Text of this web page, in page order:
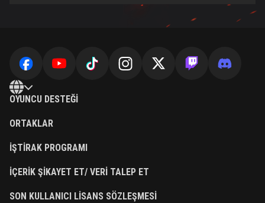
OYUNCU DESTEĞI
ORTAKLAR
İŞTIRAK PROGRAMI
İÇERIK ŞIKAYET ET/ VERI TALEP ET
SON KULLANICI LISANS SÖZLEŞMESI